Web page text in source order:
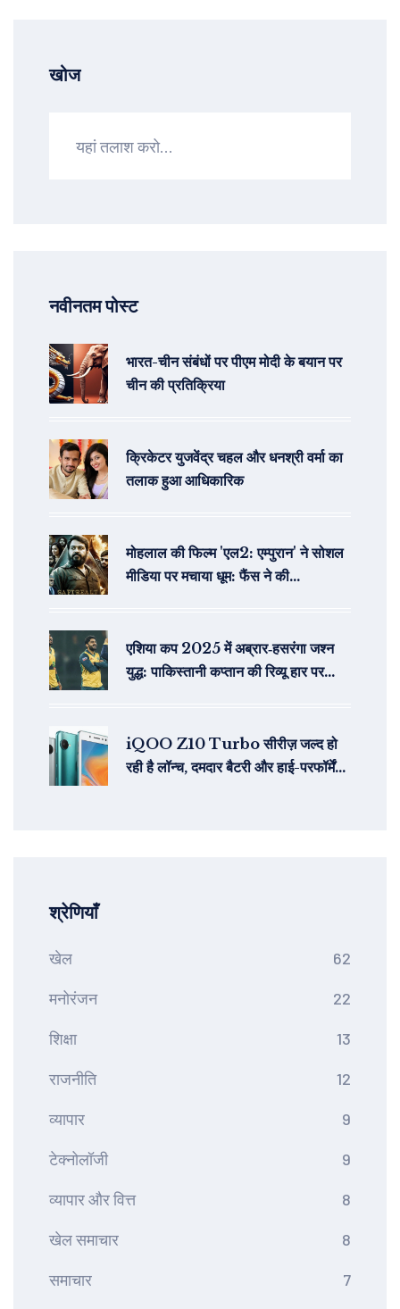
खोज
नवीनतम पोस्ट
भारत-चीन संबंधों पर पीएम मोदी के बयान पर
चीन की प्रतिक्रिया
क्रिकेटर युजवेंद्र चहल और धनश्री वर्मा का
तलाक हुआ आधिकारिक
मोहलाल की फिल्म 'एल2: एम्पुरान' ने सोशल
मीडिया पर मचाया धूम: फैंस ने की
एशिया कप 2025 में अब्रार‑हसरंगा जश्न
युद्ध: पाकिस्तानी कप्तान की रिव्यू हार पर
iQOO Z10 Turbo सीरीज़ जल्द हो
रही है लॉन्च, दमदार बैटरी और हाई-परफॉर्मेंस
श्रेणियाँ
खेल 62
मनोरंजन 22
शिक्षा 13
राजनीति 12
व्यापार 9
टेक्नोलॉजी 9
व्यापार और वित्त 8
खेल समाचार 8
समाचार 7